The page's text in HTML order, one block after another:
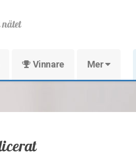
Vinnare Mer